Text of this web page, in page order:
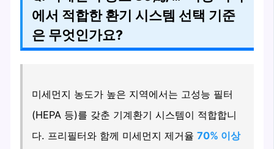
에서 적합한 환기 시스템 선택 기준
은 무엇인가요?
미세먼지 농도가 높은 지역에서는 고성능 필터
(HEPA 등)를 갖춘 기계환기 시스템이 적합합니
다. 프리필터와 함께 미세먼지 제거율70% 이상